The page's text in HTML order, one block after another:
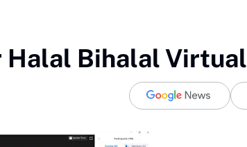
Halal Bihalal Virtual